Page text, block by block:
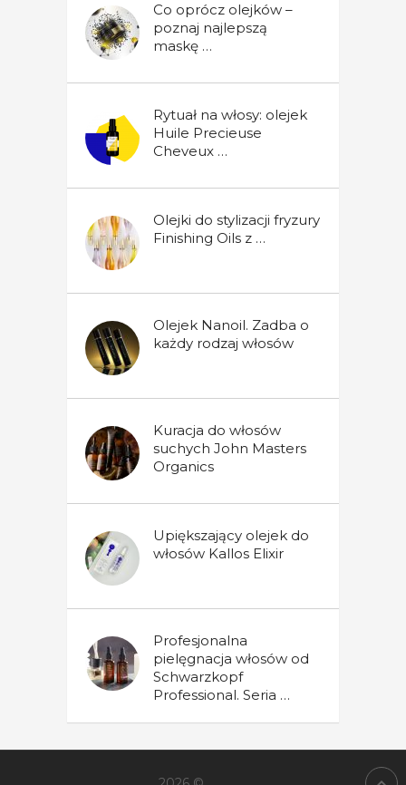
Co oprócz olejków –
poznaj najlepszą
maskę …
Rytuał na włosy: olejek
Huile Precieuse
Cheveux …
Olejki do stylizacji fryzury
Finishing Oils z …
Olejek Nanoil. Zadba o
każdy rodzaj włosów
Kuracja do włosów
suchych John Masters
Organics
Upiększający olejek do
włosów Kallos Elixir
Profesjonalna
pielęgnacja włosów od
Schwarzkopf
Professional. Seria …